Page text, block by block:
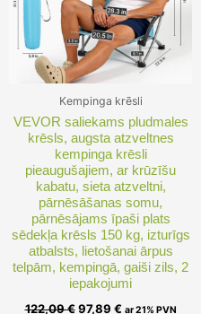
Kempinga krēsli
VEVOR saliekams pludmales
krēsls, augsta atzveltnes
kempinga krēsli
pieaugušajiem, ar krūzīšu
kabatu, sieta atzveltni,
pārnēsāšanas somu,
pārnēsājams īpaši plats
sēdekļa krēsls 150 kg, izturīgs
atbalsts, lietošanai ārpus
telpām, kempingā, gaiši zils, 2
iepakojumi
122,09€ 97,89 € ar 21% PVN